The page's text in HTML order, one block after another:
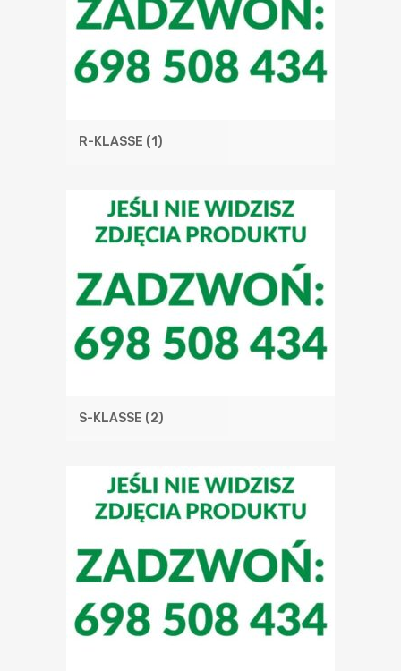
R-KLASSE (1)
S-KLASSE (2)